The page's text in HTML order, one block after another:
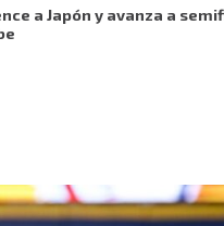
a Japón y avanza a